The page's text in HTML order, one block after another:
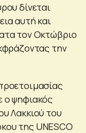
δίνεται
αυτή και
τον Οκτώβριο
την
ο ψηφιακός
Λακκιού του
της UNESCO